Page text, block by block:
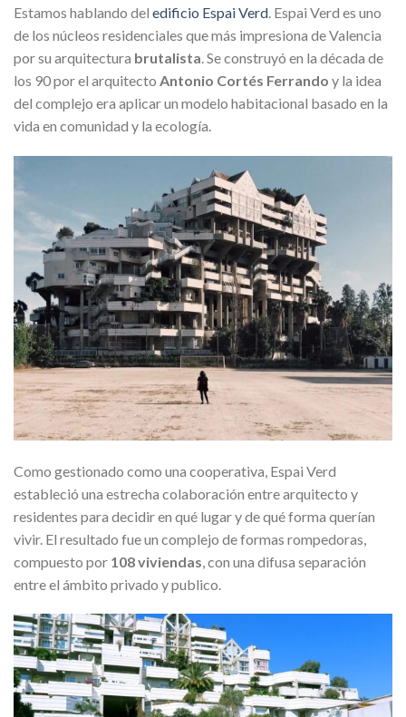
Estamos hablando del edificio Espai Verd. Espai Verd es uno
de los núcleos residenciales que más impresiona de Valencia
por su arquitectura brutalista. Se construyó en la década de
los 90 por el arquitecto Antonio Cortés Ferrando y la idea
del complejo era aplicar un modelo habitacional basado en la
vida en comunidad y la ecología.
Como gestionado como una cooperativa, Espai Verd
estableció una estrecha colaboración entre arquitecto y
residentes para decidir en qué lugar y de qué forma querían
vivir. El resultado fue un complejo de formas rompedoras,
compuesto por 108 viviendas , con una difusa separación
entre el ámbito privado y publico.